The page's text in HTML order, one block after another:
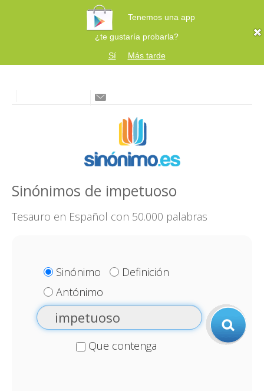
Tenemos una app
¿te gustaría probarla?
Sí
Más tarde
Sinónimos de impetuoso
Tesauro en Español con 50.000 palabras
Sinónimo
Definición
Antónimo
Que contenga